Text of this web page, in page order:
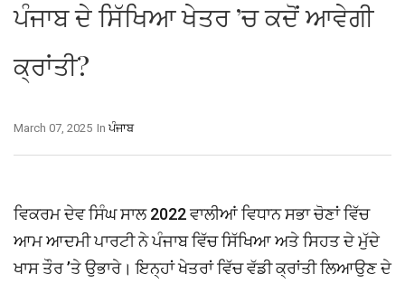
ਪੰਜਾਬ ਦੇ ਸਿੱਖਿਆ ਖੇਤਰ ’ਚ ਕਦੋਂ ਆਵੇਗੀ
ਕ੍ਰਾਂਤੀ?
In ਪੰਜਾਬ
March 07, 2025
ਵਿਕਰਮ ਦੇਵ ਸਿੰਘ ਸਾਲ 2022 ਵਾਲੀਆਂ ਵਿਧਾਨ ਸਭਾ ਚੋਣਾਂ ਵਿੱਚ
ਆਮ ਆਦਮੀ ਪਾਰਟੀ ਨੇ ਪੰਜਾਬ ਵਿੱਚ ਸਿੱਖਿਆ ਅਤੇ ਸਿਹਤ ਦੇ ਮੁੱਦੇ
ਖਾਸ ਤੌਰ ’ਤੇ ਉਭਾਰੇ। ਇਨ੍ਹਾਂ ਖੇਤਰਾਂ ਵਿੱਚ ਵੱਡੀ ਕ੍ਰਾਂਤੀ ਲਿਆਉਣ ਦੇ